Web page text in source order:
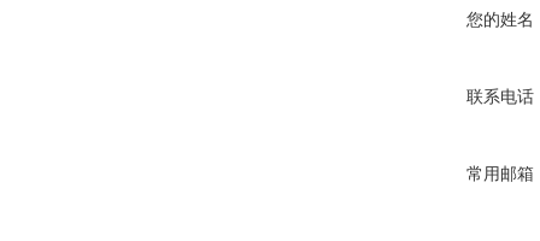
您的姓名
联系电话
常用邮箱